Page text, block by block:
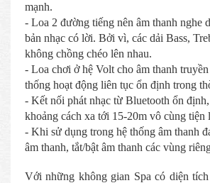
mạnh.
- Loa 2 đường tiếng nên âm thanh nghe
bản nhạc có lời. Bởi vì, các dải Bass,
không chồng chéo lên nhau.
- Loa chơi ở hệ Volt cho âm thanh
thống hoạt động liên tục ổn định trong
- Kết nối phát nhạc từ Bluetooth ổn
khoảng cách xa tới 15-20m vô cùng tiện
- Khi sử dụng trong hệ thống âm thanh
âm thanh, tắt/bật âm thanh các vùng
Với những không gian Spa có diện